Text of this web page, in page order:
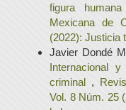
figura
Mexicana de
(2022): Justicia
Javier Dondé
Internacional
criminal ,
Vol. 8 Núm. 25